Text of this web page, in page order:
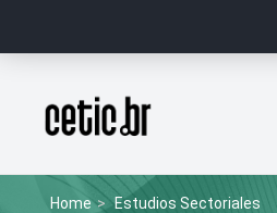
Página inicial
Home
Estudios Sectoriales